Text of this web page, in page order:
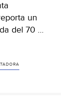
un
del 70 …